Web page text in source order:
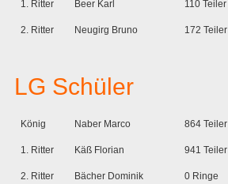
1. Ritter Beer Karl 110 Teiler
2. Ritter Neugirg Bruno 172 Teiler
LG Schüler
König Naber Marco 864 Teiler
1. Ritter Käß Florian 941 Teiler
2. Ritter Bächer Dominik 0 Ringe